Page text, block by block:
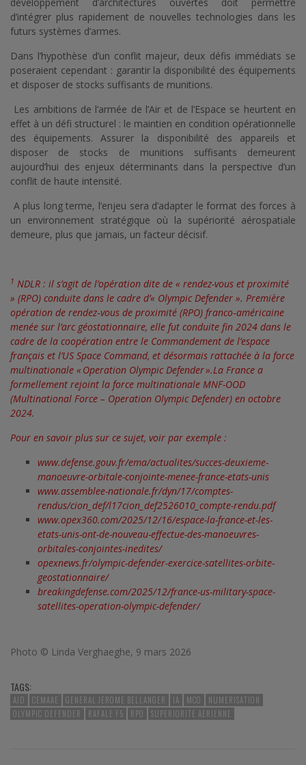
d’intégrer plus rapidement de nouvelles technologies dans les
futurs systèmes d’armes.
Dans l’hypothèse d’un conflit majeur, deux défis immédiats se
poseraient cependant : garantir la disponibilité des équipements
et disposer de stocks suffisants de munitions.
Les ambitions de l’armée de l’Air et de l’Espace se heurtent en
effet à un défi structurel : le maintien en condition opérationnelle
des équipements. Assurer la disponibilité des appareils et
disposer de stocks de munitions suffisants demeurent
aujourd’hui des enjeux déterminants dans la perspective d’un
conflit de haute intensité.
A plus long terme, l’enjeu sera d’adapter le format des forces à
un environnement stratégique où la supériorité aérospatiale
demeure, plus que jamais, un facteur décisif.
1 NDLR : il s’agit de l’opération dite de « rendez-vous et proximité
» (RPO) conduite dans le cadre d’« Olympic Defender ». Première
opération de rendez‑vous de proximité (RPO) franco‑américaine
menée sur l’arc géostationnaire, elle fut conduite fin 2024 dans le
cadre de la coopération entre le Commandement de l’espace
français et l’US Space Command, et désormais rattachée à la force
multinationale « Operation Olympic Defender ».La France a
formellement rejoint la force multinationale MNF-OOD
(Multinational Force – Operation Olympic Defender) en octobre
2024.
Pour en savoir plus sur ce sujet, voir par exemple :
www.defense.gouv.fr/ema/actualites/succes-deuxieme-
manoeuvre-orbitale-conjointe-menee-france-etats-unis
www.assemblee-nationale.fr/dyn/17/comptes-
rendus/cion_def/l17cion_def2526010_compte-rendu.pdf
www.opex360.com/2025/12/16/espace-la-france-et-les-
etats-unis-ont-de-nouveau-effectue-des-manoeuvres-
orbitales-conjointes-inedites/
opexnews.fr/olympic-defender-exercice-satellites-orbite-
geostationnaire/
breakingdefense.com/2025/12/france-us-military-space-
satellites-operation-olympic-defender/
Photo © Linda Verghaeghe, 9 mars 2026
TAGS:
AJD CEMAAE GENERAL JEROME BELLANGER IA MCO
NUMERISATION
OLYMPIC DEFENDER
RAFALE F5 RPO SUPERIORITE AERIENNE